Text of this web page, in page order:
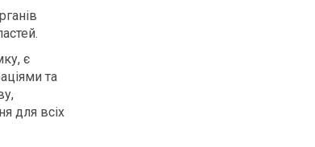
є
та
для всіх